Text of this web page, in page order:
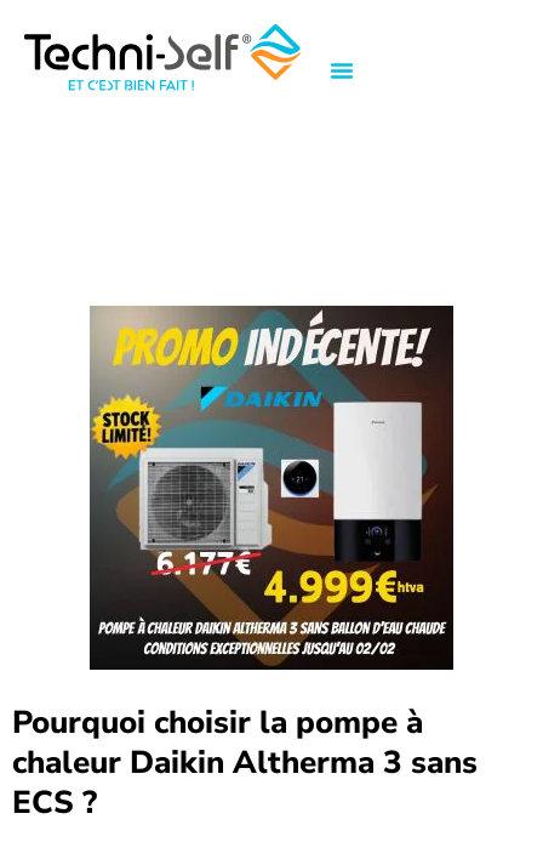
Pourquoi choisir la pompe à
chaleur Daikin Altherma 3 sans
ECS ?